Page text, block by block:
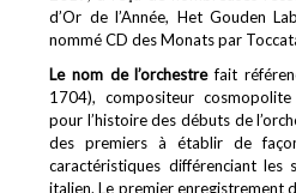
d’Or de l’Année, Het Gouden
nommé CD des Monats par
Le nom de l’orchestrefait
1704), compositeur
pour l’histoire des débuts de
des premiers à établir de
caractéristiques différenciant les
italien. Le premier enregistrement